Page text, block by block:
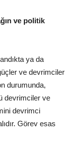
ve politik
ya da
ve devrimciler
durumunda,
devrimciler ve
devrimci
Görev esas